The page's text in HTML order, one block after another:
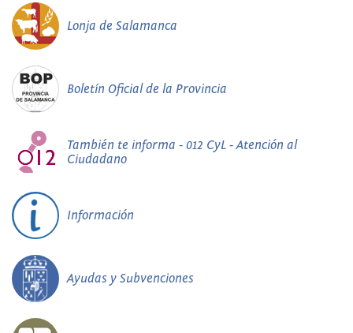
Lonja de Salamanca
Boletín Oficial de la Provincia
También te informa - 012 CyL - Atención al
Ciudadano
Información
Ayudas y Subvenciones